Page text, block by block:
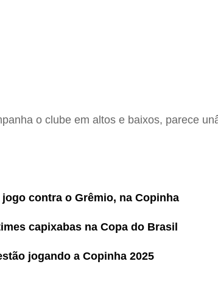
o clube em altos e baixos, parece
contra o Grêmio, na Copinha
capixabas na Copa do Brasil
jogando a Copinha 2025